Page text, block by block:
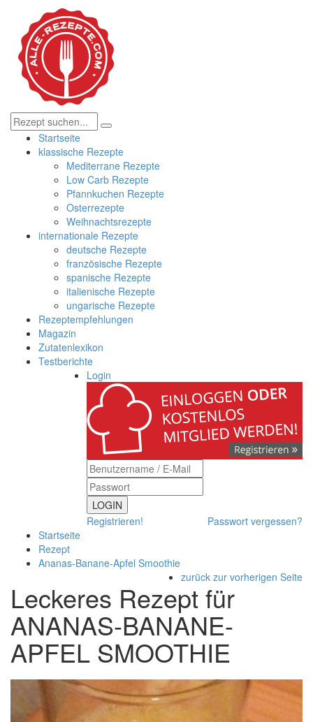
Startseite
klassische Rezepte
Mediterrane Rezepte
Low Carb Rezepte
Pfannkuchen Rezepte
Osterrezepte
Weihnachtsrezepte
internationale Rezepte
deutsche Rezepte
französische Rezepte
spanische Rezepte
italienische Rezepte
ungarische Rezepte
Rezeptempfehlungen
Magazin
Zutatenlexikon
Testberichte
Login
LOGIN
Registrieren!
Passwort vergessen?
Startseite
Rezept
Ananas-Banane-Apfel Smoothie
zurück zur vorherigen Seite
Leckeres Rezept für
ANANAS-BANANE-
APFEL SMOOTHIE